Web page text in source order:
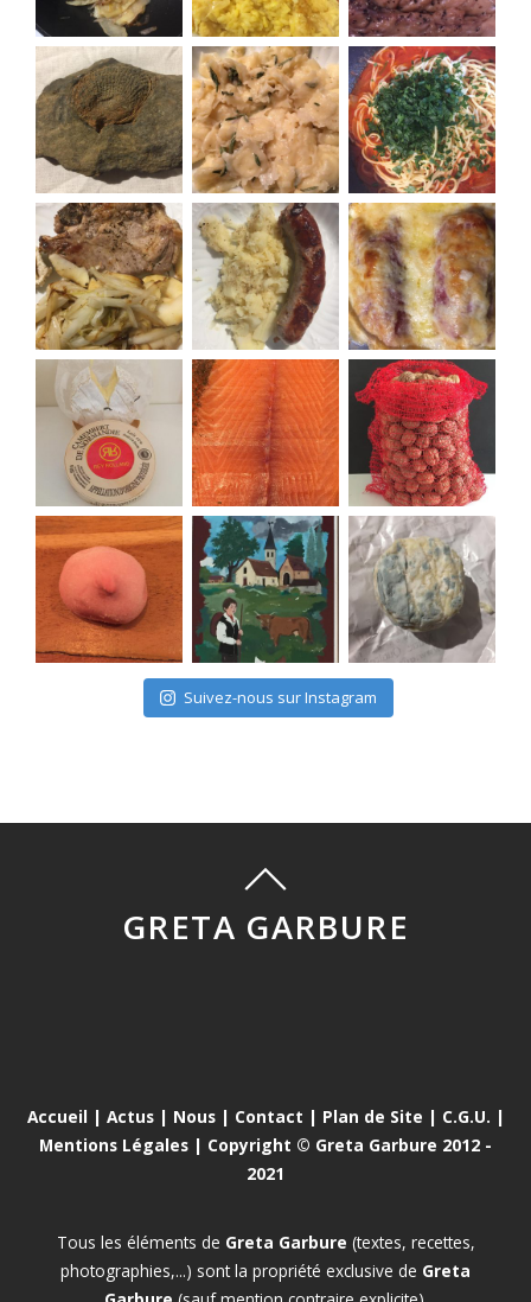
Suivez-nous sur Instagram
GRETA GARBURE
Accueil | Actus| Nous| Contact | Plan de Site | C.G.U. |
Mentions Légales | Copyright © Greta Garbure 2012 -
2021
Tous les éléments de Greta Garbure (textes, recettes,
photographies,...) sont la propriété exclusive de Greta